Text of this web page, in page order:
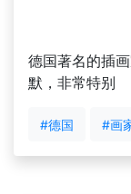
德国著名的插
默，非常特别
#德国 #画